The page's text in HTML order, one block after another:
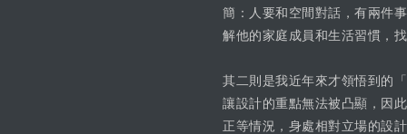
簡：人要和空間對話，有兩件
解他的家庭成員和生活習慣，
其二則是我近年來才領悟到的
讓設計的重點無法被凸顯，因
正等情況，身處相對立場的設